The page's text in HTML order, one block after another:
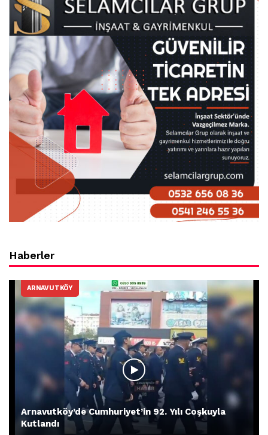
Haberler
ARNAVUTKÖY
Arnavutköy’de Cumhuriyet’in 92. Yılı Coşkuyla
Kutlandı